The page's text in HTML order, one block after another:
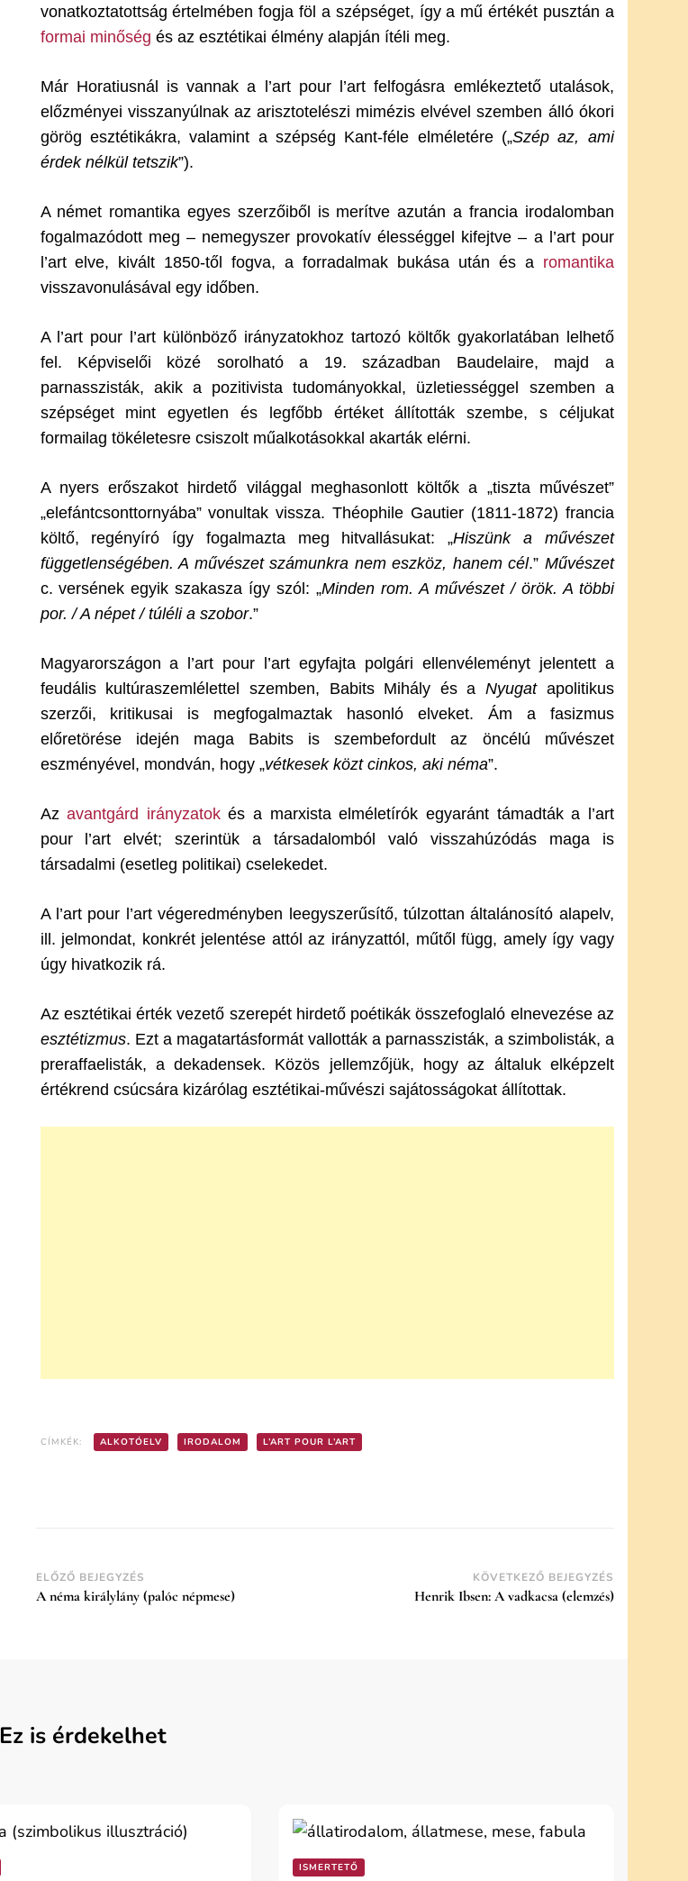
vonatkoztatottság értelmében fogja föl a szépséget, így a mű értékét pusztán a
formai minőség és az esztétikai élmény alapján ítéli meg.
Már Horatiusnál is vannak a l’art pour l’art felfogásra emlékeztető utalások,
előzményei visszanyúlnak az arisztotelészi mimézis elvével szemben álló ókori
görög esztétikákra, valamint a szépség Kant-féle elméletére („Szép az, ami
érdek nélkül tetszik”).
A német romantika egyes szerzőiből is merítve azután a francia irodalomban
fogalmazódott meg – nemegyszer provokatív élességgel kifejtve – a l’art pour
l’art elve, kivált 1850-től fogva, a forradalmak bukása után és a romantika
visszavonulásával egy időben.
A l’art pour l’art különböző irányzatokhoz tartozó költők gyakorlatában lelhető
fel. Képviselői közé sorolható a 19. században Baudelaire, majd a
parnasszisták, akik a pozitivista tudományokkal, üzletiességgel szemben a
szépséget mint egyetlen és legfőbb értéket állították szembe, s céljukat
formailag tökéletesre csiszolt műalkotásokkal akarták elérni.
A nyers erőszakot hirdető világgal meghasonlott költők a „tiszta művészet”
„elefántcsonttornyába” vonultak vissza. Théophile Gautier (1811-1872) francia
költő, regényíró így fogalmazta meg hitvallásukat: „Hiszünk a művészet
függetlenségében. A művészet számunkra nem eszköz, hanem cél.” Művészet
c. versének egyik szakasza így szól: „Minden rom. A művészet / örök. A többi
por. / A népet / túléli a szobor.”
Magyarországon a l’art pour l’art egyfajta polgári ellenvéleményt jelentett a
feudális kultúraszemlélettel szemben, Babits Mihály és aNyugatapolitikus
szerzői, kritikusai is megfogalmaztak hasonló elveket. Ám a fasizmus
előretörése idején maga Babits is szembefordult az öncélú művészet
eszményével, mondván, hogy „vétkesek közt cinkos, aki néma”.
Azavantgárd irányzatokés a marxista elméletírók egyaránt támadták a l’art
pour l’art elvét; szerintük a társadalomból való visszahúzódás maga is
társadalmi (esetleg politikai) cselekedet.
A l’art pour l’art végeredményben leegyszerűsítő, túlzottan általánosító alapelv,
ill. jelmondat, konkrét jelentése attól az irányzattól, műtől függ, amely így vagy
úgy hivatkozik rá.
Az esztétikai érték vezető szerepét hirdető poétikák összefoglaló elnevezése az
esztétizmus. Ezt a magatartásformát vallották a parnasszisták, a szimbolisták, a
preraffaelisták, a dekadensek. Közös jellemzőjük, hogy az általuk elképzelt
értékrend csúcsára kizárólag esztétikai-művészi sajátosságokat állítottak.
CÍMKÉK: ALKOTÓELV IRODALOM L’ART POUR L’ART
Post
ELŐZŐ BEJEGYZÉS
A néma királylány (palóc népmese)
KÖVETKEZŐ BEJEGYZÉS
Henrik Ibsen: A vadkacsa (elemzés)
Ez is érdekelhet
ISMERTETŐ